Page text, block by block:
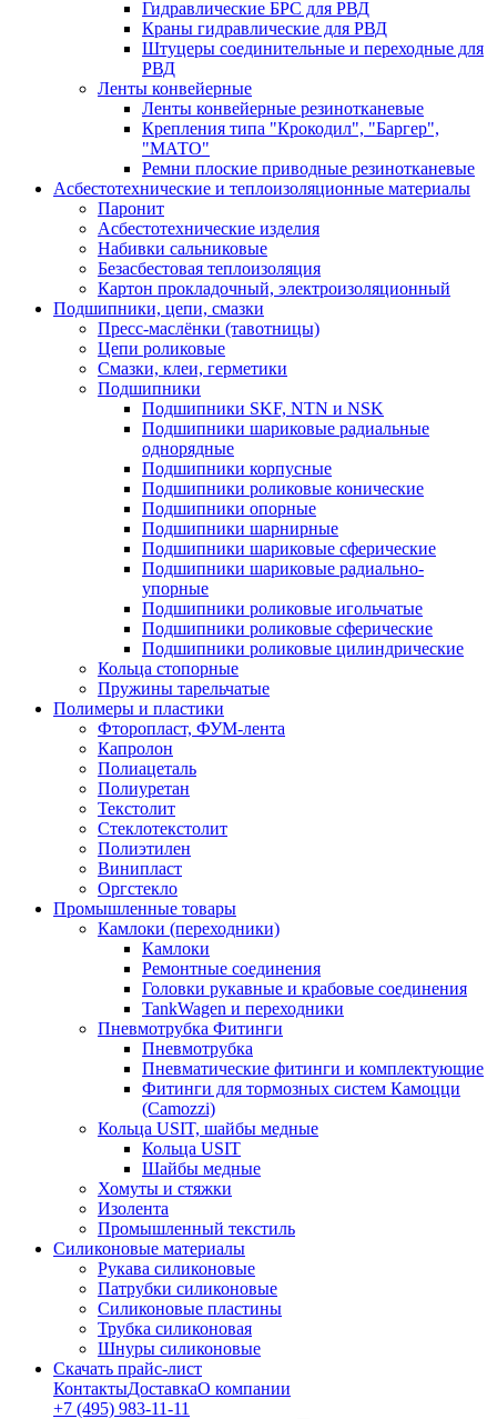
Гидравлические БРС для РВД
Краны гидравлические для РВД
Штуцеры соединительные и переходные для
РВД
Ленты конвейерные
Ленты конвейерные резинотканевые
Крепления типа "Крокодил", "Баргер",
"МАТО"
Ремни плоские приводные резинотканевые
Асбестотехнические и теплоизоляционные материалы
Паронит
Асбестотехнические изделия
Набивки сальниковые
Безасбестовая теплоизоляция
Картон прокладочный, электроизоляционный
Подшипники, цепи, смазки
Пресс-маслёнки (тавотницы)
Цепи роликовые
Смазки, клеи, герметики
Подшипники
Подшипники SKF, NTN и NSK
Подшипники шариковые радиальные
однорядные
Подшипники корпусные
Подшипники роликовые конические
Подшипники опорные
Подшипники шарнирные
Подшипники шариковые сферические
Подшипники шариковые радиально-
упорные
Подшипники роликовые игольчатые
Подшипники роликовые сферические
Подшипники роликовые цилиндрические
Кольца стопорные
Пружины тарельчатые
Полимеры и пластики
Фторопласт, ФУМ-лента
Капролон
Полиацеталь
Полиуретан
Текстолит
Стеклотекстолит
Полиэтилен
Винипласт
Оргстекло
Промышленные товары
Камлоки (переходники)
Камлоки
Ремонтные соединения
Головки рукавные и крабовые соединения
TankWagen и переходники
Пневмотрубка Фитинги
Пневмотрубка
Пневматические фитинги и комплектующие
Фитинги для тормозных систем Камоцци
(Camozzi)
Кольца USIT, шайбы медные
Кольца USIT
Шайбы медные
Хомуты и стяжки
Изолента
Промышленный текстиль
Силиконовые материалы
Рукава силиконовые
Патрубки силиконовые
Силиконовые пластины
Трубка силиконовая
Шнуры силиконовые
Скачать прайс-лист
КонтактыДоставкаО компании
+7 (495) 983-11-11